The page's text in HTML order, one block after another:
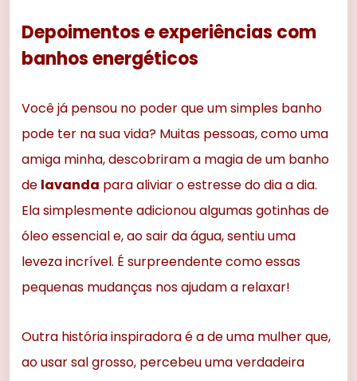
Depoimentos e experiências com
banhos energéticos
Você já pensou no poder que um simples banho
pode ter na sua vida? Muitas pessoas, como uma
amiga minha, descobriram a magia de um banho
de lavanda para aliviar o estresse do dia a dia.
Ela simplesmente adicionou algumas gotinhas de
óleo essencial e, ao sair da água, sentiu uma
leveza incrível. É surpreendente como essas
pequenas mudanças nos ajudam a relaxar!
Outra história inspiradora é a de uma mulher que,
ao usar sal grosso, percebeu uma verdadeira